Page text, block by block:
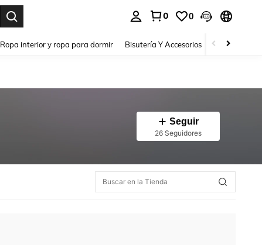
0 0
Ropa interior y ropa para dormir Bisutería Y Accesorios Zapatos
Seguir
26 Seguidores